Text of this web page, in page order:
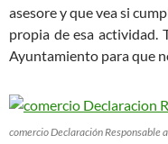
asesore y que vea si
propia de esa actividad.
Ayuntamiento para que
comercio Declaración Responsable